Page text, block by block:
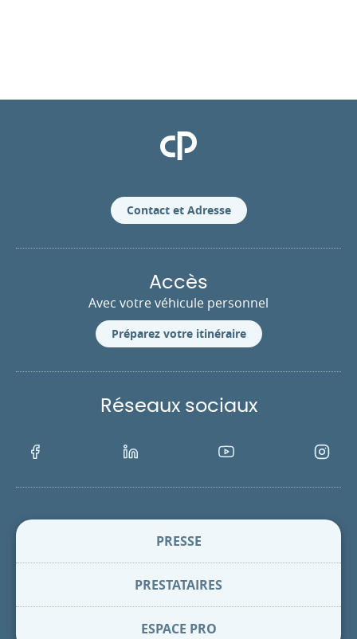
Clinique Pasteur
Contact et Adresse
Accès
Avec votre véhicule personnel
Préparez votre itinéraire
Réseaux sociaux
Facebook LinkedIn Youtube
PRESSE
PRESTATAIRES
ESPACE PRO